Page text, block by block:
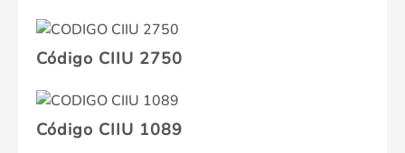
Código CIIU 2750
Código CIIU 1089